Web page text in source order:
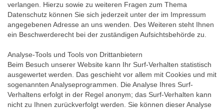
verlangen. Hierzu sowie zu weiteren Fragen zum Thema
Datenschutz können Sie sich jederzeit unter der im Impressum
angegebenen Adresse an uns wenden. Des Weiteren steht Ihnen
ein Beschwerderecht bei der zuständigen Aufsichtsbehörde zu.
Analyse-Tools und Tools von Drittanbietern
Beim Besuch unserer Website kann Ihr Surf-Verhalten statistisch
ausgewertet werden. Das geschieht vor allem mit Cookies und mit
sogenannten Analyseprogrammen. Die Analyse Ihres Surf-
Verhaltens erfolgt in der Regel anonym; das Surf-Verhalten kann
nicht zu Ihnen zurückverfolgt werden. Sie können dieser Analyse